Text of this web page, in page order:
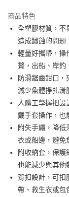
4.訂單成立30分鐘內
消。如遇「轉專審核
法說明評估內容。
【繳款方式說明】
1.分期款項不併入電
醒簡訊。
帳／街口支付／
【注意事項】
1.本服務係由「台灣
用戶於交易時，得透
買賣價金債權讓與本
資料（包含姓名、電
由本公司與您本人進
3.完整用戶服務條款
便利好安心！
２．便利：只要手機
３．安心：先確認
【「AFTEE先享後付
１．於結帳方式選擇
結帳頁面，進行簡訊
３．收到繳費通知簡
ATM／網路銀行／等
※ 請注意：結帳手續
購買商品的店家。未
後付繳納相關費用。
※ 交易是否成功請以
是否繳費成功／繳費
客戶支援中心」
【注意事項】
易，需依本服務之
貨到付款
運送方式
全家取貨付款
每筆NT$60，滿
付款後全家取貨
每筆NT$60，滿
7-11取貨付款
每筆NT$60，滿
付款後7-11取貨
每筆NT$60，滿
一般宅配（門市自
商品特色
全塑膠材質，不
造成鏽蝕的問題
輕量好攜帶，操
贅，出船、岸釣
防滑鋸齒鉗口，
減少魚體掙扎滑
人體工學握把設
戴手套操作，也
附失手繩，降低
衣或船邊，避免
附收納套，保護
也能減少與其他
背扣設計，可扣
帶、救生衣或包